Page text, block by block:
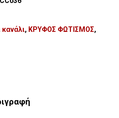
κανάλι, ΚΡΥΦΟΣ ΦΩΤΙΣΜΟΣ,